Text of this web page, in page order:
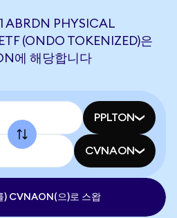
ABRDN PHYSICAL
(ONDO TOKENIZED)은
에 해당합니다
PPLTON
CVNAON
) CVNAON(으)로 스왑